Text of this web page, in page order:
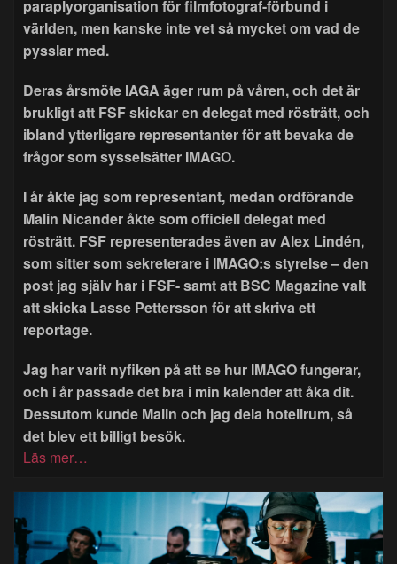
paraplyorganisation för filmfotograf-förbund i
världen, men kanske inte vet så mycket om vad de
pysslar med.
Deras årsmöte IAGA äger rum på våren, och det är
brukligt att FSF skickar en delegat med rösträtt, och
ibland ytterligare representanter för att bevaka de
frågor som sysselsätter IMAGO.
I år åkte jag som representant, medan ordförande
Malin Nicander åkte som officiell delegat med
rösträtt. FSF representerades även av Alex Lindén,
som sitter som sekreterare i IMAGO:s styrelse – den
post jag själv har i FSF- samt att BSC Magazine valt
att skicka Lasse Pettersson för att skriva ett
reportage.
Jag har varit nyfiken på att se hur IMAGO fungerar,
och i år passade det bra i min kalender att åka dit.
Dessutom kunde Malin och jag dela hotellrum, så
det blev ett billigt besök.
Läs mer…